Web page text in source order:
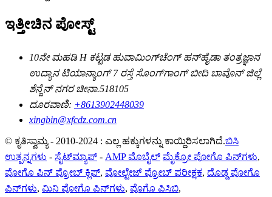
ಇತ್ತೀಚಿನ ಪೋಸ್ಟ್
10ನೇ ಮಹಡಿ H ಕಟ್ಟಡ ಹುವಾಮಿಂಗ್‌ಚೆಂಗ್ ಹನ್‌ಹೈಡಾ ತಂತ್ರಜ್ಞಾನ
ಉದ್ಯಾನ ಟಿಯಾನ್ಯಾಂಗ್ 7 ರಸ್ತೆ ಸೊಂಗ್‌ಗಾಂಗ್ ಬೀದಿ ಬಾವೊನ್ ಜಿಲ್ಲೆ
ಶೆನ್ಜೆನ್ ನಗರ ಚೀನಾ.518105
ದೂರವಾಣಿ: +8613902448039
xingbin@xfcdz.com.cn
© ಕೃತಿಸ್ವಾಮ್ಯ - 2010-2024 : ಎಲ್ಲ ಹಕ್ಕುಗಳನ್ನು ಕಾಯ್ದಿರಿಸಲಾಗಿದೆ.ಬಿಸಿ
ಉತ್ಪನ್ನಗಳು - ಸೈಟ್‌ಮ್ಯಾಪ್ - AMP ಮೊಬೈಲ್ ಮೈಕ್ರೋ ಪೋಗೊ ಪಿನ್‌ಗಳು,
ಪೋಗೊ ಪಿನ್ ಪ್ರೋಬ್ ಕ್ಲಿಪ್, ವೋಲ್ಟೇಜ್ ಪ್ರೋಬ್ ಪರೀಕ್ಷಕ, ದೊಡ್ಡ ಪೋಗೊ
ಪಿನ್‌ಗಳು, ಮಿನಿ ಪೋಗೊ ಪಿನ್‌ಗಳು, ಪೊಗೊ ಪಿಸಿಬಿ,